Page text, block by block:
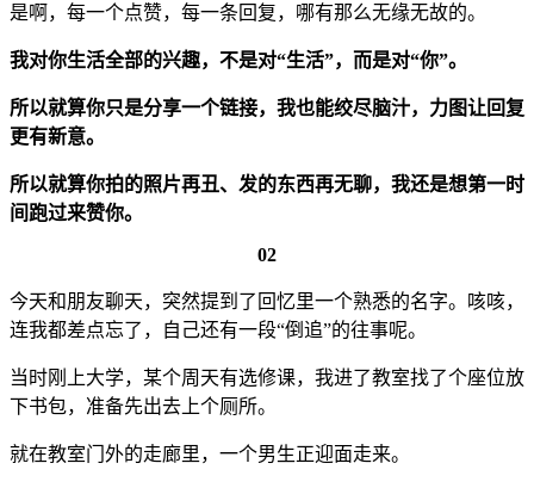
是啊，每一个点赞，每一条回复，哪有那么无缘无故的。
我对你生活全部的兴趣，不是对“生活”，而是对“你”。
所以就算你只是分享一个链接，我也能绞尽脑汁，力图让回复
更有新意。
所以就算你拍的照片再丑、发的东西再无聊，我还是想第一时
间跑过来赞你。
02
今天和朋友聊天，突然提到了回忆里一个熟悉的名字。咳咳，
连我都差点忘了，自己还有一段“倒追”的往事呢。
当时刚上大学，某个周天有选修课，我进了教室找了个座位放
下书包，准备先出去上个厕所。
就在教室门外的走廊里，一个男生正迎面走来。